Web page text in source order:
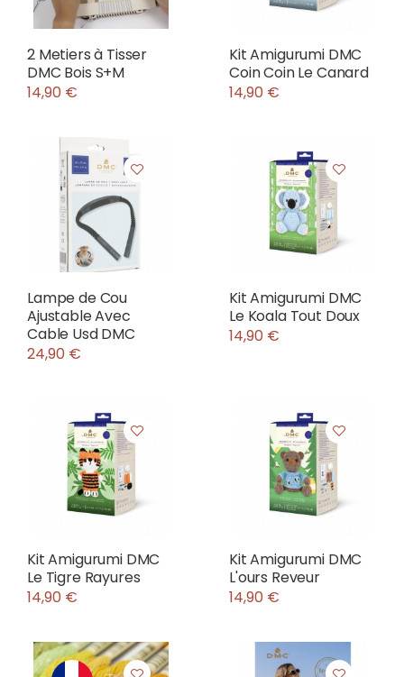
2 Metiers à Tisser
DMC Bois S+M
14,90 €
Kit Amigurumi DMC
Coin Coin Le Canard
14,90 €
Lampe de Cou
Ajustable Avec
Cable Usd DMC
24,90 €
Kit Amigurumi DMC
Le Koala Tout Doux
14,90 €
Kit Amigurumi DMC
Le Tigre Rayures
14,90 €
Kit Amigurumi DMC
L'ours Reveur
14,90 €